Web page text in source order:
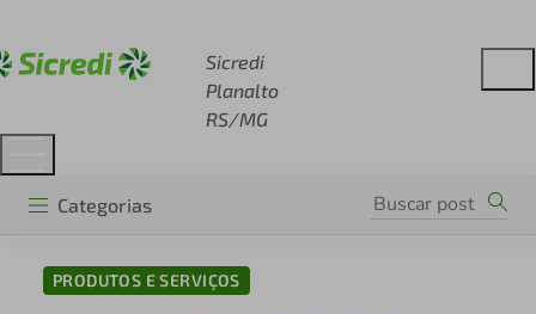
Sicredi
Planalto
RS/MG
Categorias
PRODUTOS E SERVIÇOS